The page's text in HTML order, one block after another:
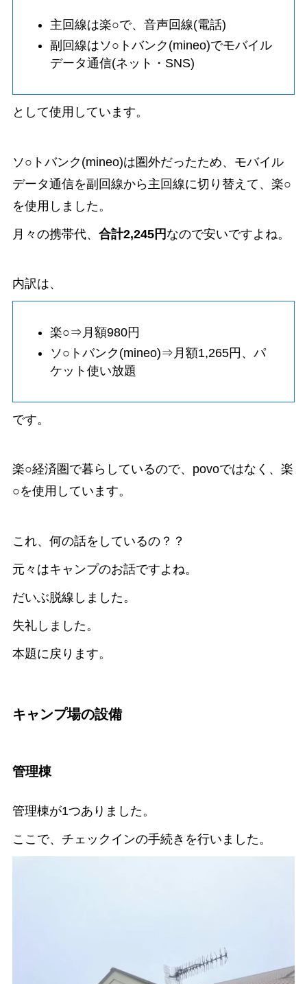
主回線は楽○で、音声回線(電話)
副回線はソ○トバンク(mineo)でモバイル
データ通信(ネット・SNS)
として使用しています。
ソ○トバンク(mineo)は圏外だったため、モバイル
データ通信を副回線から主回線に切り替えて、楽○
を使用しました。
月々の携帯代、 合計2,245円 なので安いですよね。
内訳は、
楽○⇒月額980円
ソ○トバンク(mineo)⇒月額1,265円、パ
ケット使い放題
です。
楽○経済圏で暮らしているので、povoではなく、楽
○を使用しています。
これ、何の話をしているの？？
元々はキャンプのお話ですよね。
だいぶ脱線しました。
失礼しました。
本題に戻ります。
キャンプ場の設備
管理棟
管理棟が1つありました。
ここで、チェックインの手続きを行いました。